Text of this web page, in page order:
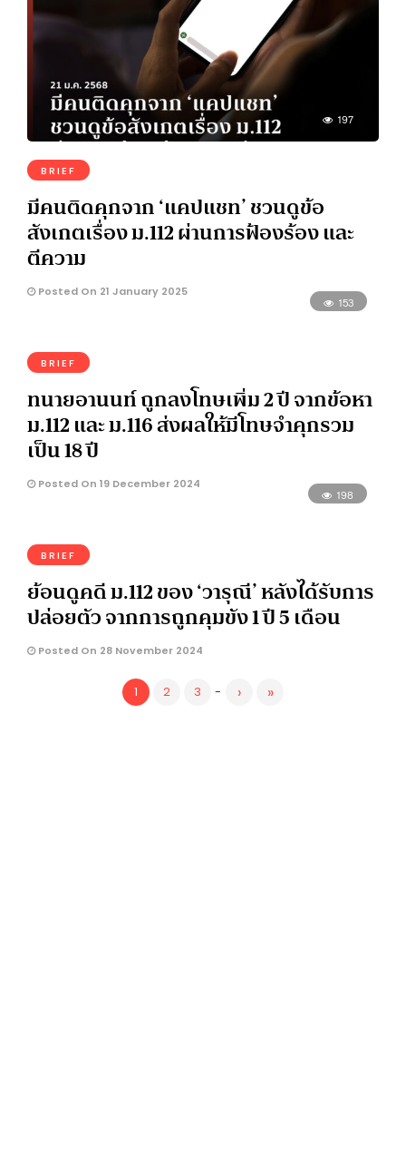
197
BRIEF
มีคนติดคุกจาก ‘แคปแชท’ ชวนดูข้อ
สังเกตเรื่อง ม.112 ผ่านการฟ้องร้อง และ
ตีความ
Posted On 21 January 2025
153
BRIEF
ทนายอานนท์ ถูกลงโทษเพิ่ม 2 ปี จากข้อหา
ม.112 และ ม.116 ส่งผลให้มีโทษจำคุกรวม
เป็น 18 ปี
Posted On 19 December 2024
198
BRIEF
ย้อนดูคดี ม.112 ของ ‘วารุณี’ หลังได้รับการ
ปล่อยตัว จากการถูกคุมขัง 1 ปี 5 เดือน
Posted On 28 November 2024
1 2 3 - › »